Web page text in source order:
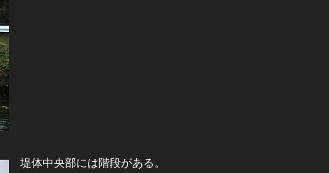
堤体中央部には階段がある。